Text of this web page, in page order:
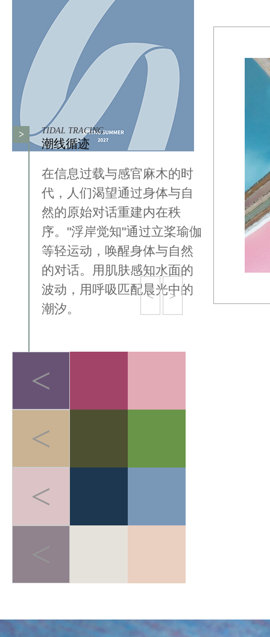
< >
> TIDAL TRACING
潮线循迹
在信息过载与感官麻木的时
代，人们渴望通过身体与自
然的原始对话重建内在秩
序。"浮岸觉知"通过立桨瑜伽
等轻运动，唤醒身体与自然
的对话。用肌肤感知水面的
波动，用呼吸匹配晨光中的
潮汐。
轻运动不挑战极限，而是通
<
<
<